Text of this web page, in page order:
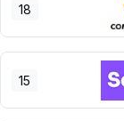
18
15